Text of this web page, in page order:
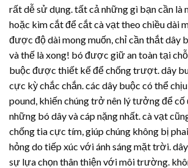
rất dễ sử dụng. tất cả những gì bạn cần là
hoặc kìm cắt để cắt cà vạt theo chiều dài
được độ dài mong muốn, chỉ cần thắt dây
và thế là xong! bó được giữ an toàn tại
buộc được thiết kế để chống trượt. dây
cực kỳ chắc chắn. các dây buộc có thể
pound, khiến chúng trở nên lý tưởng để cố
những bó dây và cáp nặng nhất. cà vạt
chống tia cực tím, giúp chúng không bị
hỏng do tiếp xúc với ánh sáng mặt trời.
sự lựa chọn thân thiện với môi trường.